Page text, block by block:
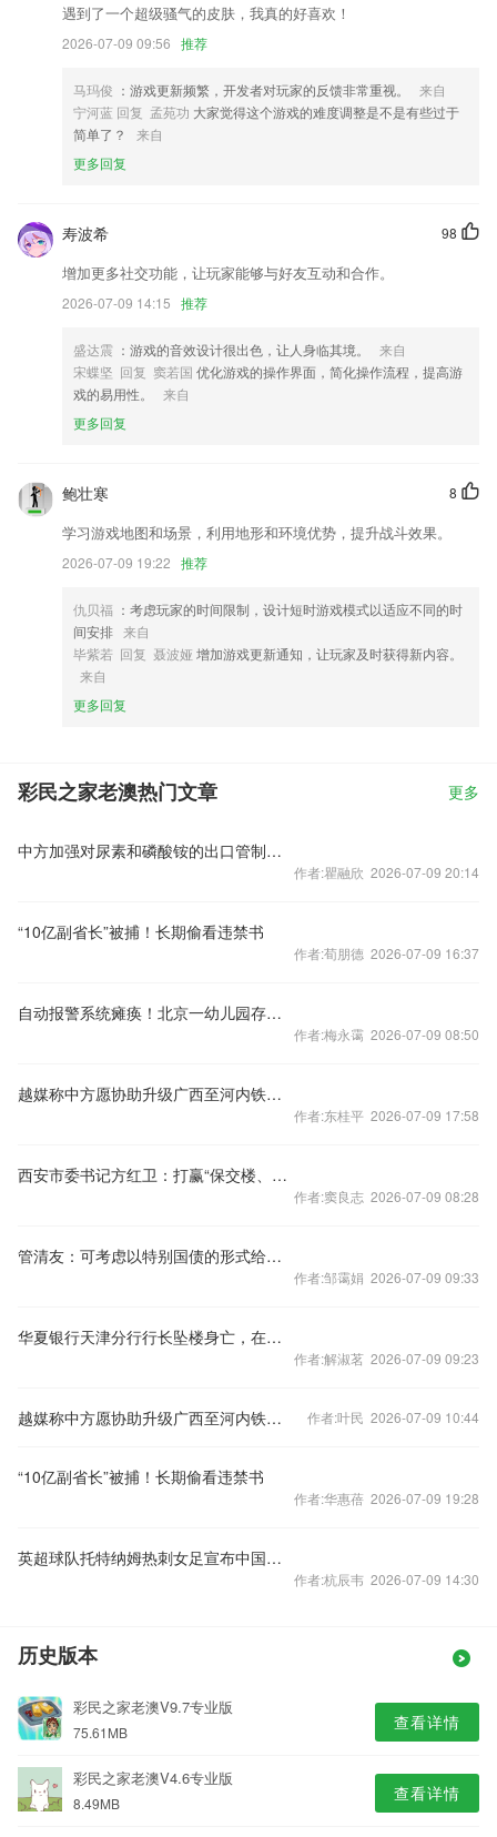
修正了某些版本通知栏显示异常的问题
增加宇能的磁力计
新增京东支付，优惠多多
界面改版，体验更流畅
联系我们
以上就是彩民之家老澳的介绍，如果您喜欢这款软件，您可以到应用商店
进行打分评论，说出您的使用经历，以帮助我们更好的对产品进行优化修
遇到了一个超级骚气的皮肤，我真的好喜欢！
2026-07-09 09:56 推荐
马玛俊 ：游戏更新频繁，开发者对玩家的反馈非常重视。
来自
宁河蓝 回复 孟苑功 大家觉得这个游戏的难度调整是不是有些过于
简单了？
来自
更多回复
98
寿波希
增加更多社交功能，让玩家能够与好友互动和合作。
2026-07-09 14:15 推荐
盛达震 ：游戏的音效设计很出色，让人身临其境。
来自
宋蝶坚 回复 窦若国 优化游戏的操作界面，简化操作流程，提高游
戏的易用性。
来自
更多回复
8
鲍壮寒
学习游戏地图和场景，利用地形和环境优势，提升战斗效果。
2026-07-09 19:22 推荐
仇贝福 ：考虑玩家的时间限制，设计短时游戏模式以适应不同的时
间安排 来自
毕紫若 回复 聂波娅 增加游戏更新通知，让玩家及时获得新内容。
来自
更多回复
彩民之家老澳热门文章 更多
中方加强对尿素和磷酸铵的出口管制？外交部回应
作者:瞿融欣 2026-07-09 20:14
“10亿副省长”被捕！长期偷看违禁书
作者:荀朋德 2026-07-09 16:37
自动报警系统瘫痪！北京一幼儿园存重大火灾隐患
作者:梅永霭 2026-07-09 08:50
越媒称中方愿协助升级广西至河内铁路交通，外交部回应
作者:东桂平 2026-07-09 17:58
西安市委书记方红卫：打赢“保交楼、保回迁”攻坚战
作者:窦良志 2026-07-09 08:28
管清友：可考虑以特别国债的形式给老百姓发现金补贴
作者:邹霭娟 2026-07-09 09:33
华夏银行天津分行行长坠楼身亡，在任刚满三年
作者:解淑茗 2026-07-09 09:23
越媒称中方愿协助升级广西至河内铁路交通，外交部回应 作者:叶民 2026-07-09 10:44
“10亿副省长”被捕！长期偷看违禁书
作者:华惠蓓 2026-07-09 19:28
英超球队托特纳姆热刺女足宣布中国球员王霜加盟
作者:杭辰韦 2026-07-09 14:30
历史版本
彩民之家老澳V9.7专业版
75.61MB 查看详情
彩民之家老澳V4.6专业版
8.49MB 查看详情